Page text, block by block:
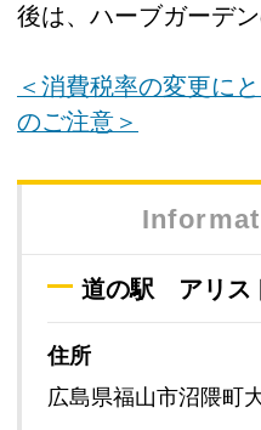
後は、ハーブガーデ
＜消費税率の変更に
のご注意＞
道の駅 アリス
住所
広島県福山市沼隈町